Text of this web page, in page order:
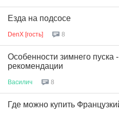
Езда на подсосе
DenX [гость] 8
Особенности зимнего пуска -
рекомендации
Василич 8
Где можно купить